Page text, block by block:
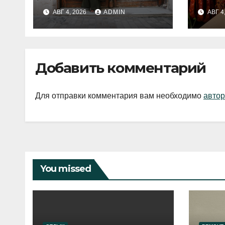
fashion-тренды
2026 года
АВГ 4, 2026 ADMIN АВГ
Добавить комментарий
Для отправки комментария вам необходимо
You missed